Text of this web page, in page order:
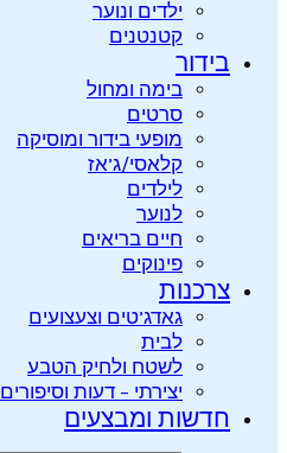
ילדים ונוער
קטנטנים
בידור
בימה ומחול
סרטים
מופעי בידור ומוסיקה
קלאסי/ג’אז
לילדים
לנוער
חיים בריאים
פינוקים
צרכנות
גאדג’טים וצעצועים
לבית
לשטח ולחיק הטבע
יצירתי – דעות וסיפורים
חדשות ומבצעים